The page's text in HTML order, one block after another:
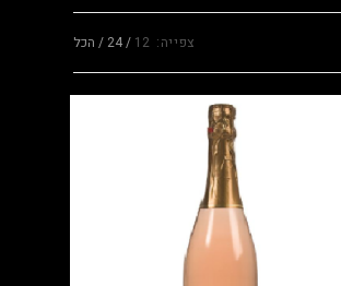
צפייה: 12
24 הכל